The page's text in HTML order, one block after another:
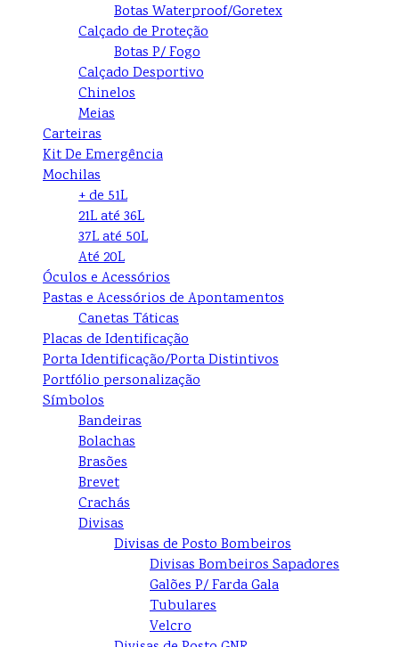
Botas Waterproof/Goretex
Calçado de Proteção
Botas P/ Fogo
Calçado Desportivo
Chinelos
Meias
Carteiras
Kit De Emergência
Mochilas
+ de 51L
21L até 36L
37L até 50L
Até 20L
Óculos e Acessórios
Pastas e Acessórios de Apontamentos
Canetas Táticas
Placas de Identificação
Porta Identificação/Porta Distintivos
Portfólio personalização
Símbolos
Bandeiras
Bolachas
Brasões
Brevet
Crachás
Divisas
Divisas de Posto Bombeiros
Divisas Bombeiros Sapadores
Galões P/ Farda Gala
Tubulares
Velcro